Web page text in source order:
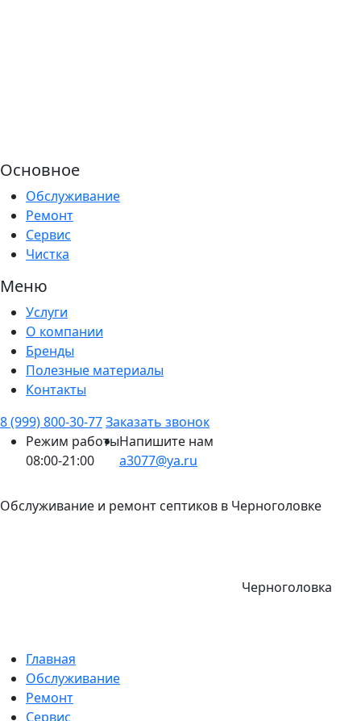
Основное
Обслуживание
Ремонт
Сервис
Чистка
Меню
Услуги
О компании
Бренды
Полезные материалы
Контакты
8 (999) 800-30-77Заказать звонок
Режим работы
08:00-21:00
Напишите нам
a3077@ya.ru
Обслуживание и ремонт септиков в Черноголовке
Черноголовка
Главная
Обслуживание
Ремонт
Сервис